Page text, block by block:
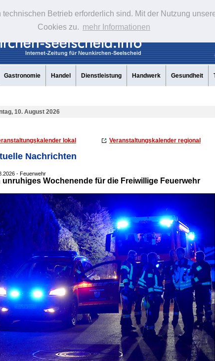
Betrieb erforderlich sind. Mit der Nutzung
Cookies zu. mehr Informationen
Gastronomie Handel Dienstleistung Handwerk Gesundheit
10. August 2026
lokal Veranstaltungskalender regional
Nachrichten
- Feuerwehr
unruhiges Wochenende für die Freiwillige Feuerwehr